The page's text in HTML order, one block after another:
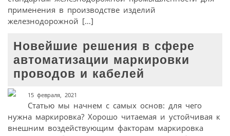
применения в производстве изделий
железнодорожной […]
Новейшие решения в сфере
автоматизации маркировки
проводов и кабелей
15 февраля, 2021
Статью мы начнем с самых основ: для чего
нужна маркировка? Хорошо читаемая и устойчивая к
внешним воздействующим факторам маркировка